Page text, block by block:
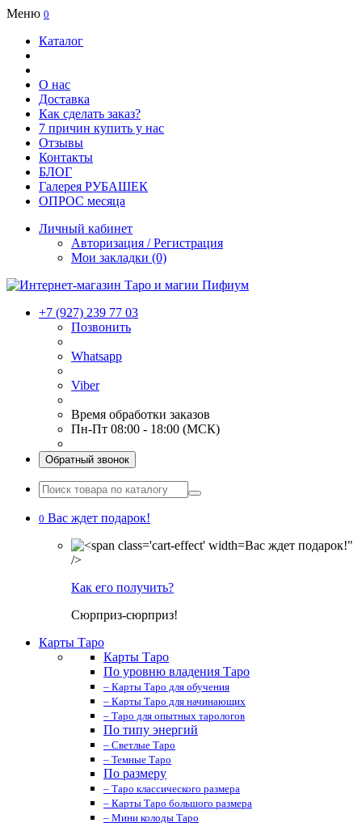
Меню 0
Каталог
О нас
Доставка
Как сделать заказ?
7 причин купить у нас
Отзывы
Контакты
БЛОГ
Галерея РУБАШЕК
ОПРОС месяца
Личный кабинет
Авторизация / Регистрация
Мои закладки (0)
+7 (927) 239 77 03
Позвонить
Whatsapp
Viber
Время обработки заказов
Пн-Пт 08:00 - 18:00 (МСК)
Обратный звонок
0 Вас ждет подарок!
Вас ждет подарок!"
/>
Как его получить?
Сюрприз-сюрприз!
Карты Таро
Карты Таро
По уровню владения Таро
– Карты Таро для обучения
– Карты Таро для начинающих
– Таро для опытных тарологов
По типу энергий
– Светлые Таро
– Темные Таро
По размеру
– Таро классического размера
– Карты Таро большого размера
– Мини колоды Таро